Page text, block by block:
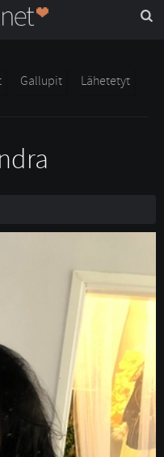
Gallupit
Lähetetyt